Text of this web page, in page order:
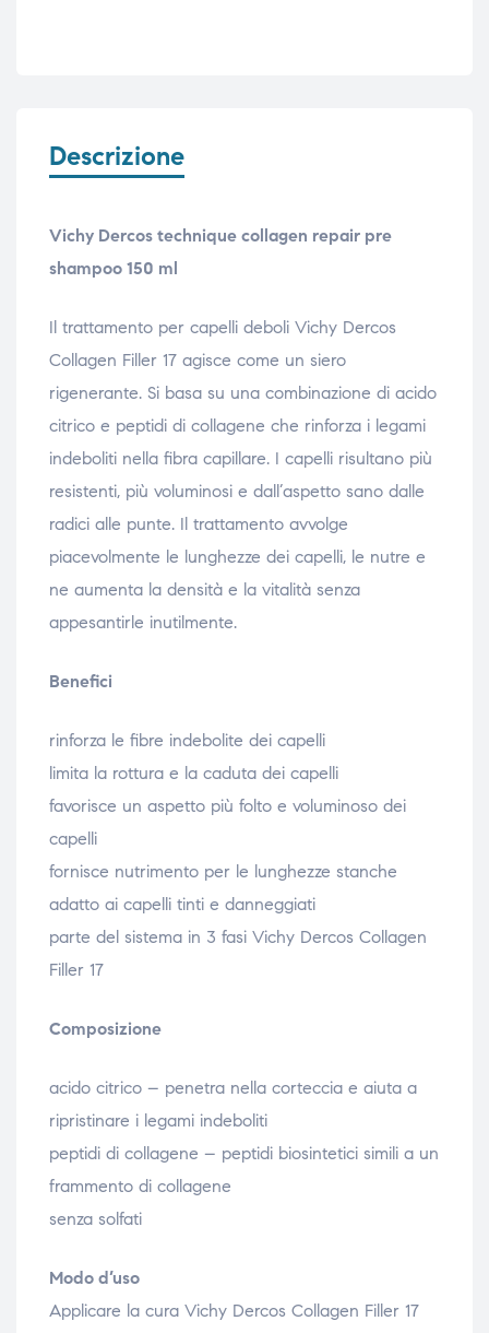
Descrizione
Vichy Dercos technique collagen repair pre
shampoo 150 ml
Il trattamento per capelli deboli Vichy Dercos
Collagen Filler 17 agisce come un siero
rigenerante. Si basa su una combinazione di acido
citrico e peptidi di collagene che rinforza i legami
indeboliti nella fibra capillare. I capelli risultano più
resistenti, più voluminosi e dall’aspetto sano dalle
radici alle punte. Il trattamento avvolge
piacevolmente le lunghezze dei capelli, le nutre e
ne aumenta la densità e la vitalità senza
appesantirle inutilmente.
Benefici
rinforza le fibre indebolite dei capelli
limita la rottura e la caduta dei capelli
favorisce un aspetto più folto e voluminoso dei
capelli
fornisce nutrimento per le lunghezze stanche
adatto ai capelli tinti e danneggiati
parte del sistema in 3 fasi Vichy Dercos Collagen
Filler 17
Composizione
acido citrico – penetra nella corteccia e aiuta a
ripristinare i legami indeboliti
peptidi di collagene – peptidi biosintetici simili a un
frammento di collagene
senza solfati
Modo d’uso
Applicare la cura Vichy Dercos Collagen Filler 17